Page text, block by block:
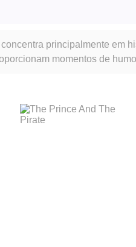
principalmente em
momentos de